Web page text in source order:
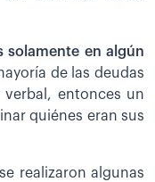
solamente en algún
de las deudas
entonces un
quiénes eran sus
realizaron algunas